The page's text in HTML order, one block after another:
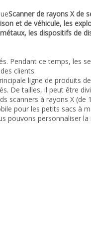
Scanner de rayons X de
et de véhicule, les
les dispositifs de
Pendant ce temps, les
clients.
ligne de produits
De tailles, il peut être
scanners à rayons X
pour les petits sacs à
personnaliser